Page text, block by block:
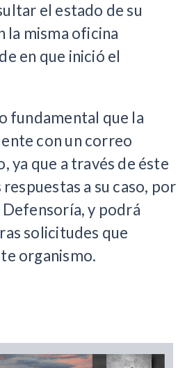
el estado de su
la misma oficina
en que inició el
fundamental que la
con un correo
ya que a través de éste
a su caso, por
y podrá
solicitudes que
organismo.